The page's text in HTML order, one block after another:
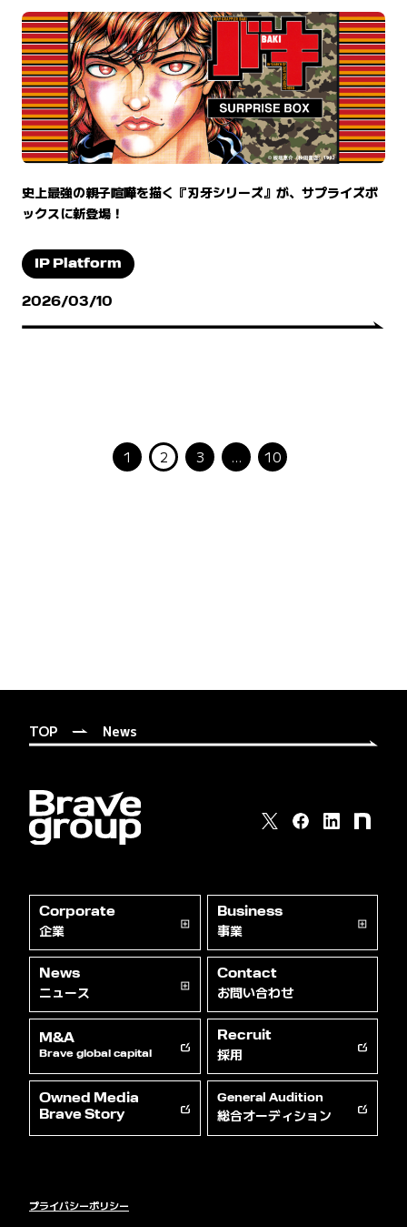
史上最強の親子喧嘩を描く『刃牙シリーズ』が、サプライズボ
ックスに新登場！
IP Platform
2026/03/10
1 2 3 … 10
TOP News
Corporate
企業
Business
事業
News
ニュース
Contact
お問い合わせ
M&A
Brave global capital
Recruit
採用
Owned Media
Brave Story
General Audition
総合オーディション
プライバシーポリシー